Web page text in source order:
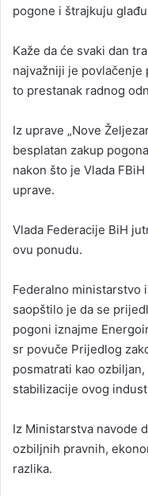
pogone i štrajkuju
Kaže da će svaki dan
najvažniji je povlačenje
to prestanak radnog
Iz uprave „Nove
besplatan zakup
nakon što je Vlada
uprave.
Vlada Federacije BiH
ovu ponudu.
Federalno ministarstvo
saopštilo je da se
pogoni iznajme
sr povuče Prijedlog
posmatrati kao
stabilizacije ovog
Iz Ministarstva navode
ozbiljnih pravnih,
razlika.